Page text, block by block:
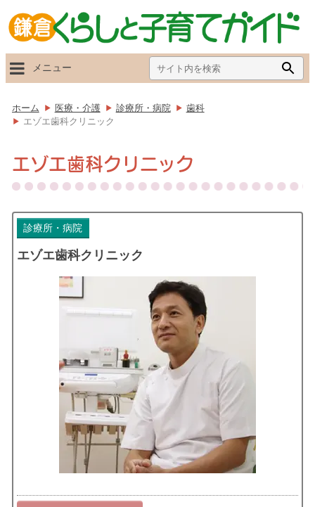
Search
for:
メニュー
ホーム 医療・介護 診療所・病院
歯科
エゾエ歯科クリニック
エゾエ歯科クリニック
診療所・病院
エゾエ歯科クリニック